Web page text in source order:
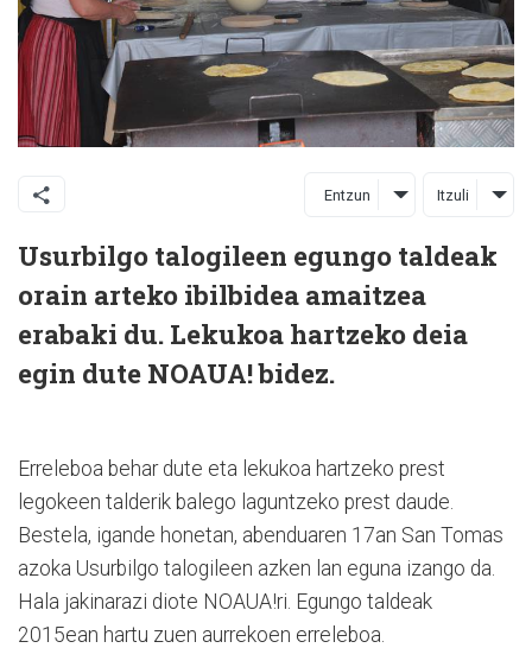
Entzun Itzuli
Usurbilgo talogileen egungo taldeak
orain arteko ibilbidea amaitzea
erabaki du. Lekukoa hartzeko deia
egin dute NOAUA! bidez.
Erreleboa behar dute eta lekukoa hartzeko prest
legokeen talderik balego laguntzeko prest daude.
Bestela, igande honetan, abenduaren 17an San Tomas
azoka Usurbilgo talogileen azken lan eguna izango da.
Hala jakinarazi diote NOAUA!ri. Egungo taldeak
2015ean hartu zuen aurrekoen erreleboa.